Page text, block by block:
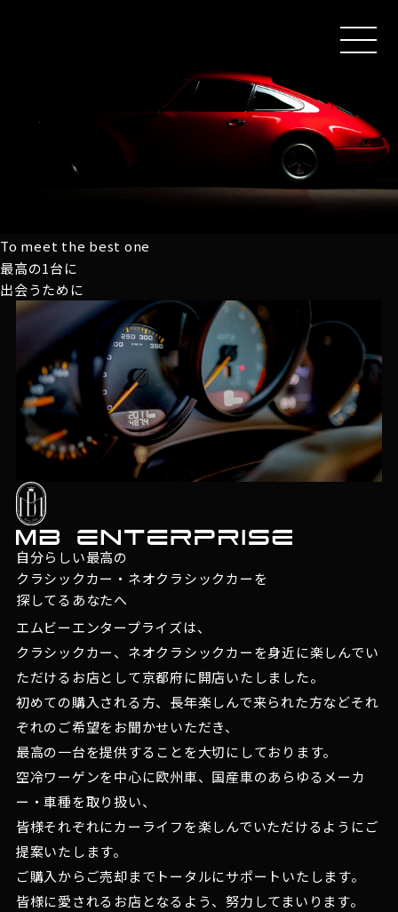
MEN
To meet the best one
最高の1台に
出会うために
自分らしい最高の
クラシックカー・ネオクラシックカーを
探してるあなたへ
エムビーエンタープライズは、
クラシックカー、ネオクラシックカーを身近に楽しんでい
ただけるお店として京都府に開店いたしました。
初めての購入される方、長年楽しんで来られた方などそれ
ぞれのご希望をお聞かせいただき、
最高の一台を提供することを大切にしております。
空冷ワーゲンを中心に欧州車、国産車のあらゆるメーカ
ー・車種を取り扱い、
皆様それぞれにカーライフを楽しんでいただけるようにご
提案いたします。
ご購入からご売却までトータルにサポートいたします。
皆様に愛されるお店となるよう、努力してまいります。